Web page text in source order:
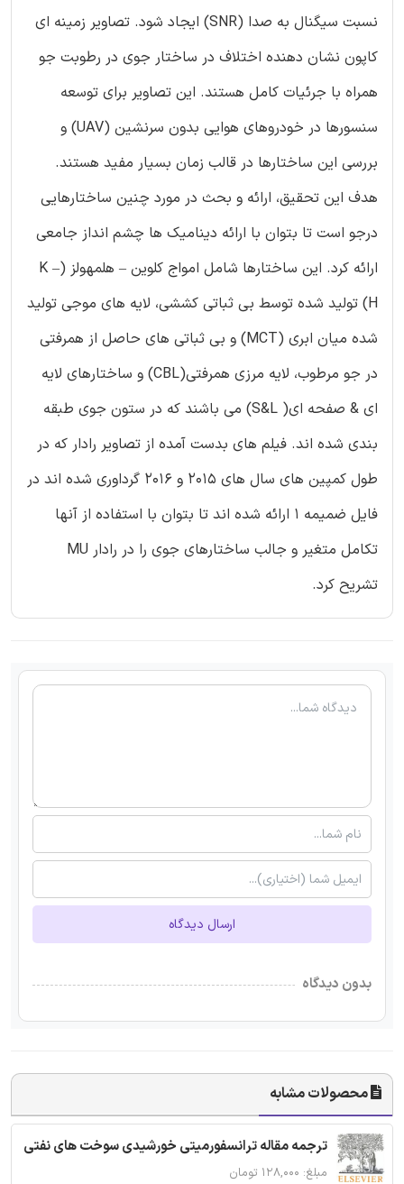
نسبت سیگنال به صدا (SNR) ایجاد شود. تصاویر زمینه ای
کاپون نشان دهنده اختلاف در ساختار جوی در رطوبت جو
همراه با جرئیات کامل هستند. این تصاویر برای توسعه
سنسورها در خودروهای هوایی بدون سرنشین (UAV) و
بررسی این ساختارها در قالب زمان بسیار مفید هستند.
هدف این تحقیق، ارائه و بحث در مورد چنین ساختارهایی
درجو است تا بتوان با ارائه دینامیک ها چشم انداز جامعی
ارائه کرد. این ساختارها شامل امواج کلوین – هلمهولز (K –
H) تولید شده توسط بی ثباتی کششی، لایه های موجی تولید
شده میان ابری (MCT) و بی ثباتی های حاصل از همرفتی
در جو مرطوب، لایه مرزی همرفتی(CBL) و ساختارهای لایه
ای & صفحه ای( S&L) می باشند که در ستون جوی طبقه
بندی شده اند. فیلم های بدست آمده از تصاویر رادار که در
طول کمپین های سال های 2015 و 2016 گرداوری شده اند در
فایل ضمیمه 1 ارائه شده اند تا بتوان با استفاده از آنها
تکامل متغیر و جالب ساختارهای جوی را در رادار MU
تشریح کرد.
ارسال دیدگاه
بدون دیدگاه
محصولات مشابه
ترجمه مقاله ترانسفورمیتی خورشیدی سوخت های نفتی
مبلغ: ۱۲۸,۰۰۰ تومان